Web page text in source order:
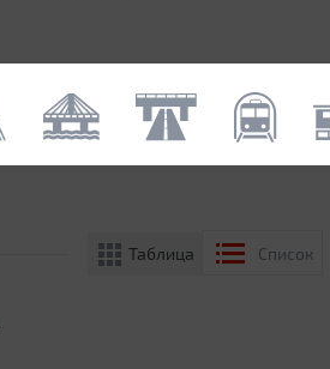
Таблица Список